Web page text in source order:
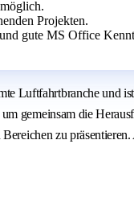
Projekten.
gute MS Office
und
gemeinsam die
zu